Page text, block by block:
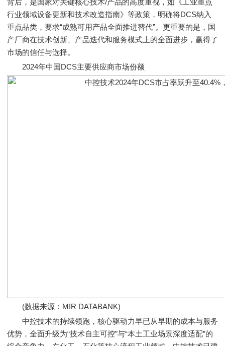
背后，是国家对关键核心技术/产品的高度重视，如《工业重点
行业领域设备更新和技术改造指南》等政策，明确将DCS纳入
重点品类，要求“成熟可用产品全面推进替代”。更重要的是，国
产厂商在技术创新、产品迭代和服务模式上的全面进步，赢得了
市场的信任与选择。
2024年中国DCS主要供应商市场份额
(数据来源：MIR DATABANK)
中控技术的持续领跑，核心驱动力早已从早期的成本与服务
优势，全面升级为“技术自主可控”与“本土工业场景深度适配”的